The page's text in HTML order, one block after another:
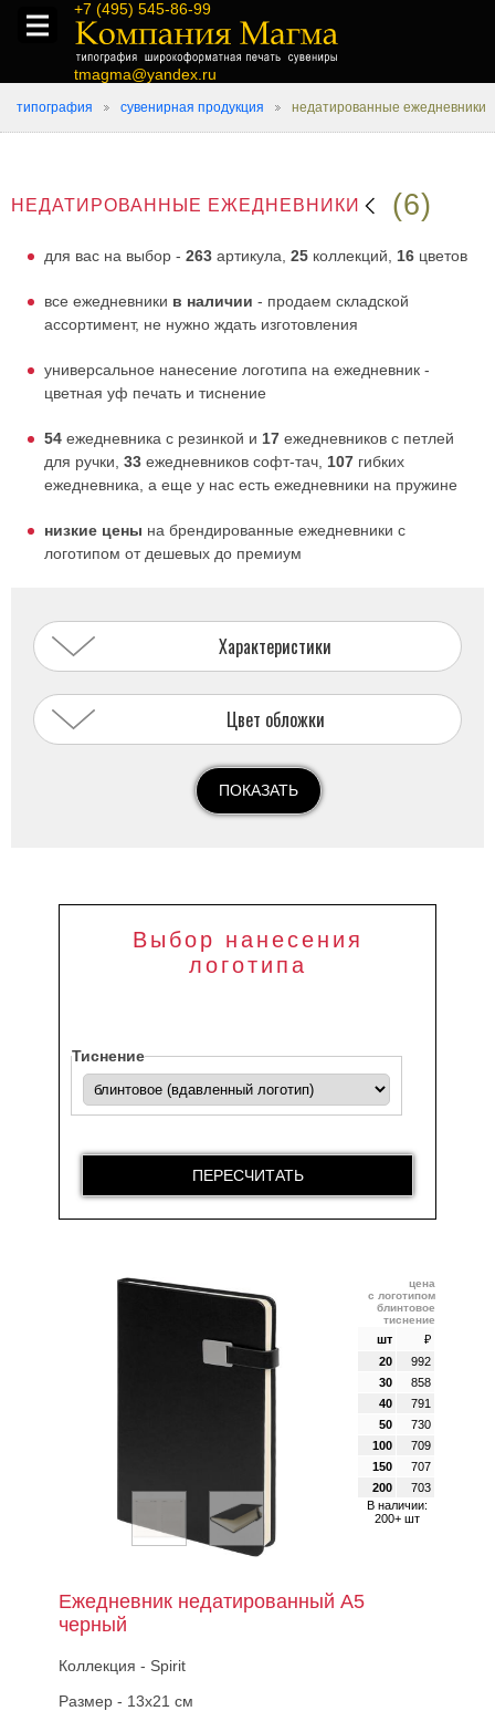
+7 (495) 545-86-99
tmagma@yandex.ru
типография сувенирная продукция недатированные ежедневники
НЕДАТИРОВАННЫЕ ЕЖЕДНЕВНИКИ (6)
для вас на выбор - 263 артикула, 25 коллекций, 16 цветов
все ежедневники в наличии - продаем складской
ассортимент, не нужно ждать изготовления
универсальное нанесение логотипа на ежедневник -
цветная уф печать и тиснение
54 ежедневника с резинкой и 17 ежедневников с петлей
для ручки, 33 ежедневников софт-тач, 107 гибких
ежедневника, а еще у нас есть ежедневники на пружине
низкие цены на брендированные ежедневники с
логотипом от дешевых до премиум
Характеристики
Цвет обложки
ПОКАЗАТЬ
Выбор нанесения
логотипа
Тиснение
ПЕРЕСЧИТАТЬ
цена
с логотипом
блинтовое
тиснение
шт
₽
20
992
30
858
40
791
50
730
100
709
150
707
200
703
В наличии:
200+ шт
Ежедневник недатированный А5
черный
Коллекция - Spirit
Размер - 13х21 см